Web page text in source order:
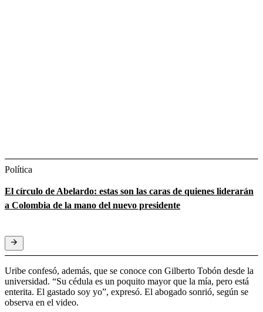
Política
El círculo de Abelardo: estas son las caras de quienes liderarán
a Colombia de la mano del nuevo presidente
Uribe confesó, además, que se conoce con Gilberto Tobón desde la
universidad. “Su cédula es un poquito mayor que la mía, pero está
enterita. El gastado soy yo”, expresó. El abogado sonrió, según se
observa en el video.